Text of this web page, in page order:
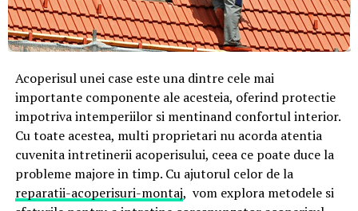
Acoperisul unei case este una dintre cele mai
importante componente ale acesteia, oferind protectie
impotriva intemperiilor si mentinand confortul interior.
Cu toate acestea, multi proprietari nu acorda atentia
cuvenita intretinerii acoperisului, ceea ce poate duce la
probleme majore in timp. Cu ajutorul celor de la
reparatii-acoperisuri-montaj, vom explora metodele si